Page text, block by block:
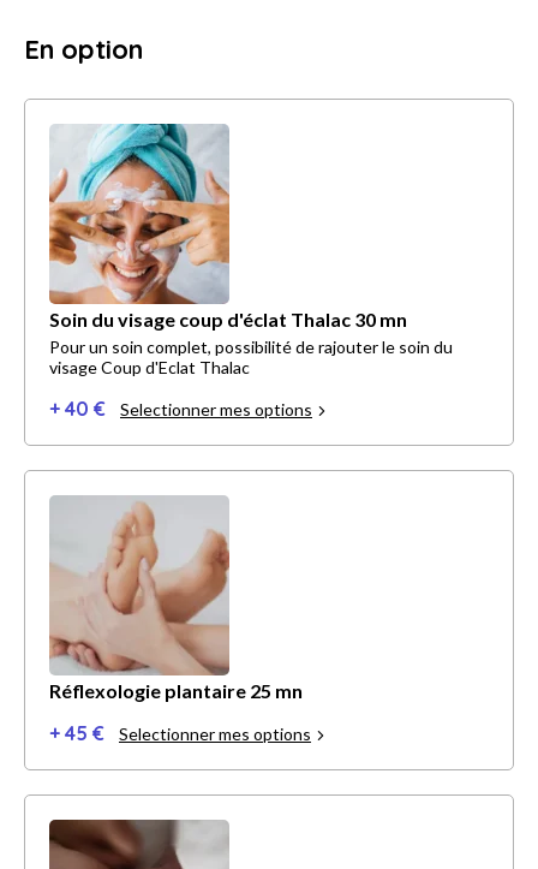
En option
Soin du visage coup d'éclat Thalac 30 mn
Pour un soin complet, possibilité de rajouter le soin du
visage Coup d'Eclat Thalac
+ 40 € Selectionner mes options
Réflexologie plantaire 25 mn
+ 45 € Selectionner mes options